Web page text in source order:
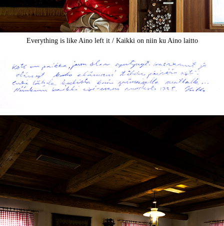
Everything is like Aino left it / Kaikki on niin ku Aino laitto